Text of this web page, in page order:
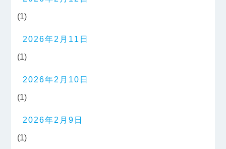
(1)
2026年2月11日
(1)
2026年2月10日
(1)
2026年2月9日
(1)